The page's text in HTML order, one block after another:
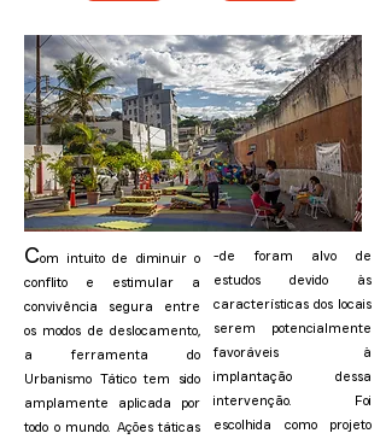
Com intuito de diminuir o
conflito e estimular a
convivência segura entre
os modos de deslocamento,
a ferramenta do
Urbanismo Tático tem sido
amplamente aplicada por
todo o mundo. Ações táticas
-de foram alvo de
estudos devido às
características dos locais
serem potencialmente
favoráveis à
implantação dessa
intervenção. Foi
escolhida como projeto